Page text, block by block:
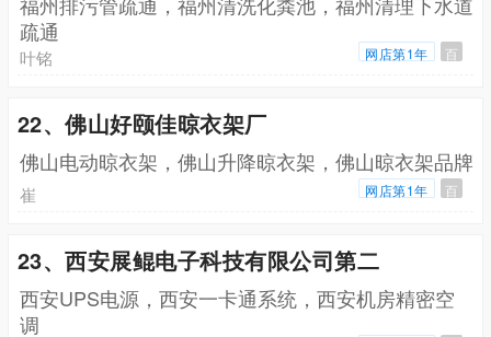
疏通
叶铭 网店第1年 百
22、佛山好颐佳晾衣架厂
佛山电动晾衣架，佛山升降晾衣架，佛山晾衣架品牌
崔 网店第1年 百
23、西安展鲲电子科技有限公司第二
西安UPS电源，西安一卡通系统，西安机房精密空
调